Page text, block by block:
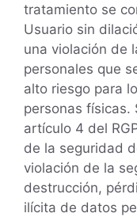
tratamiento se
Usuario sin
una violación de
personales que
alto riesgo para
personas físicas.
artículo 4 del
de la seguridad
violación de la
destrucción,
ilícita de datos